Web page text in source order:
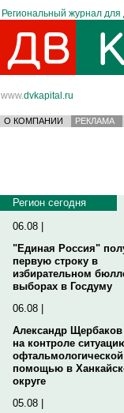
Региональный журнал для
www.dvkapital.ru
О КОМПАНИИ РЕКЛАМА
Регион сегодня
06.08 |
"Единая Россия"
первую строку в
избирательном
выборах в Госдуму
06.08 |
Александр
на контроле
офтальмологической
помощью в
округе
05.08 |